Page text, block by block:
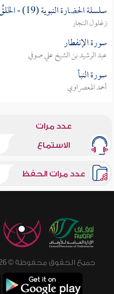
سلسلة الحضارة النبوية (19) - الخَلقُ من الرزق
زغلول النجار
سورة الإنفطار
عبد الرشيد بن الشيخ علي صوفي
سورة النبأ
أحمد المعصراوي
عدد مرات
الاستماع
عدد مرات الحفظ
جميع الحقوق محفوظة © 2026 - 1998 لشبكة إسلام ويب